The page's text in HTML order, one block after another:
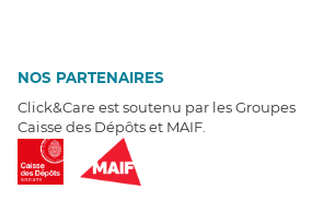
NOS PARTENAIRES
Click&Care est soutenu par les Groupes
Caisse des Dépôts et MAIF.